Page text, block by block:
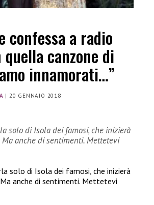
confessa a radio
quella canzone di
innamorati…”
| 20 GENNAIO 2018
solo di Isola dei famosi, che inizierà
anche di sentimenti. Mettetevi
solo di Isola dei famosi, che inizierà
anche di sentimenti. Mettetevi